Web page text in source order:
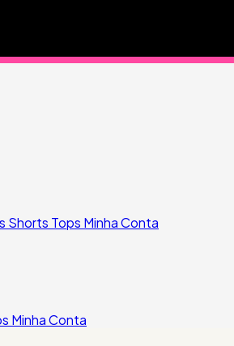
Shorts Tops Minha Conta
Minha Conta